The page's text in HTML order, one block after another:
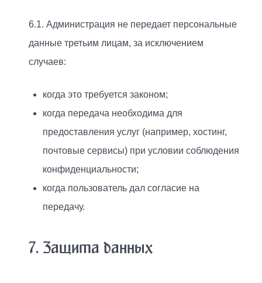
6.1. Администрация не передает персональные
данные третьим лицам, за исключением
случаев:
когда это требуется законом;
когда передача необходима для
предоставления услуг (например, хостинг,
почтовые сервисы) при условии соблюдения
конфиденциальности;
когда пользователь дал согласие на
передачу.
7. Защита данных